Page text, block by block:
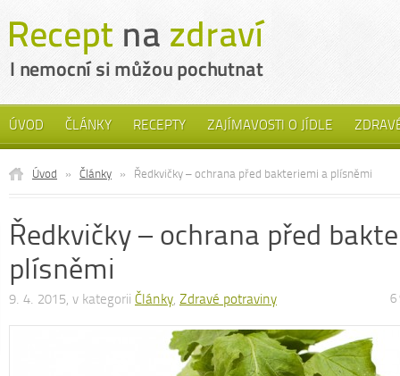
ÚVOD ČLÁNKY RECEPTY ZAJÍMAVOSTI O JÍDLE
Úvod » Články » Ředkvičky – ochrana před bakteriemi a plísněmi
Ředkvičky – ochrana před
plísněmi
9. 4. 2015, v kategorii Články, Zdravé potraviny 6